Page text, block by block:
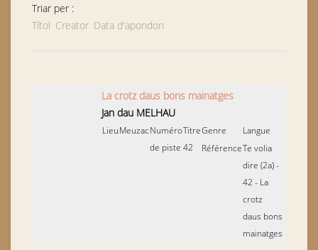
Triar per :
Títol Creator Data d'apondon
La crotz daus bons mainatges
Jan dau MELHAU
LieuMeuzacNuméro
de piste
Titre
42
Genre
Langue
RéférenceTe volia
dire (2a) -
42 - La
crotz
daus bons
mainatges